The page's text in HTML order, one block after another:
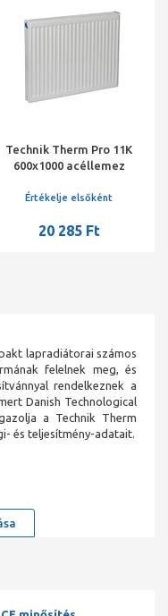
Technik Therm Pro 11K
600x1000 acéllemez
Értékelje elsőként
20 285 Ft
lapradiátorai számos
felelnek meg, és
rendelkeznek a
Danish Technological
a Technik Therm
és teljesítmény-adatait.
radiátor